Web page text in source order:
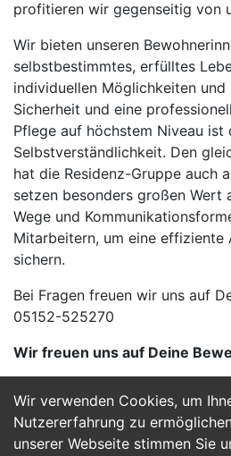
Wir verwenden Cookies, um
Nutzererfahrung zu
unserer Webseite stimmen Sie
profitieren wir gegenseitig von
Wir bieten unseren
selbstbestimmtes, erfülltes
individuellen Möglichkeiten und
Sicherheit und eine
Pflege auf höchstem Niveau ist
Selbstverständlichkeit. Den
hat die Residenz-Gruppe auch
setzen besonders großen Wert
Wege und
Mitarbeitern, um eine effiziente
sichern.
Bei Fragen freuen wir uns auf
05152-525270
Wir freuen uns auf Deine
Jetzt